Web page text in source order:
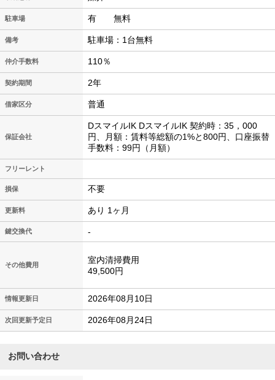
駐車場 有 無料
備考 駐車場：1台無料
仲介手数料 110％
契約期間 2年
借家区分 普通
保証会社
DスマイルIK DスマイルIK 契約時：35，000
円、月額：賃料等総額の1%と800円、口座振替
手数料：99円（月額）
フリーレント
損保 不要
更新料 あり 1ヶ月
鍵交換代 -
その他費用
室内清掃費用
49,500円
情報更新日 2026年08月10日
次回更新予定日 2026年08月24日
お問い合わせ